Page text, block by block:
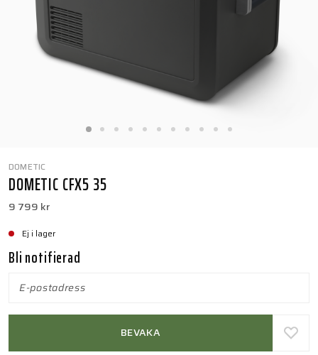
DOMETIC
DOMETIC CFX5 35
9 799 kr
Ej i lager
Bli notifierad
BEVAKA